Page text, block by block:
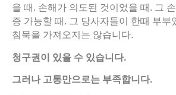
을 때. 손해가 의도된 것이었을 때. 그
증 가능할 때. 그 당사자들이 한때 부부
침묵을 가져오지는 않습니다.
청구권이 있을 수 있습니다.
그러나 고통만으로는 부족합니다.